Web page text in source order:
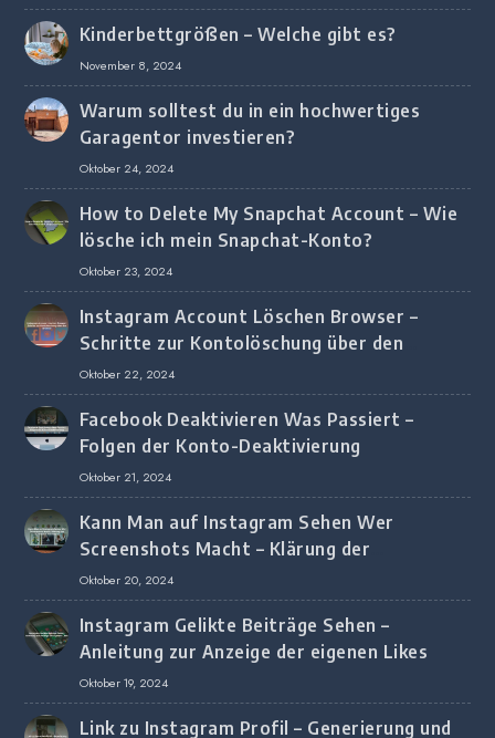
Kinderbettgrößen – Welche gibt es?
November 8, 2024
Warum solltest du in ein hochwertiges
Garagentor investieren?
Oktober 24, 2024
How to Delete My Snapchat Account – Wie
lösche ich mein Snapchat-Konto?
Oktober 23, 2024
Instagram Account Löschen Browser –
Schritte zur Kontolöschung über den
Browser
Oktober 22, 2024
Facebook Deaktivieren Was Passiert –
Folgen der Konto-Deaktivierung
Oktober 21, 2024
Kann Man auf Instagram Sehen Wer
Screenshots Macht – Klärung der
Screenshot-Erkennung
Oktober 20, 2024
Instagram Gelikte Beiträge Sehen –
Anleitung zur Anzeige der eigenen Likes
Oktober 19, 2024
Link zu Instagram Profil – Generierung und